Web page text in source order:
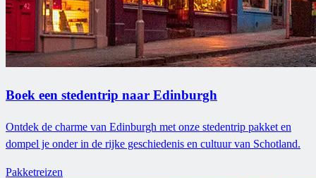
Boek een stedentrip naar Edinburgh
Ontdek de charme van Edinburgh met onze stedentrip pakket en
dompel je onder in de rijke geschiedenis en cultuur van Schotland.
Pakketreizen